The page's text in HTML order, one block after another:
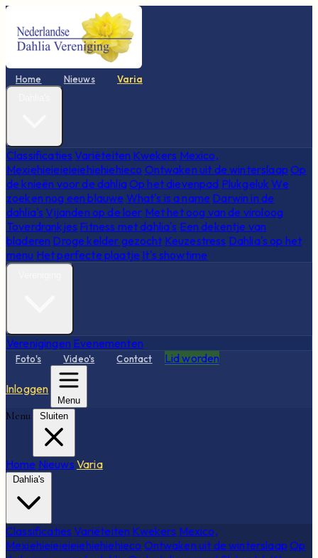
Home Nieuws Varia
Classificaties Variëteiten Kwekers Mexico,
Mexiehieieieieiehiehiehieco Ontwaken uit de winterslaap Op
de knieën voor de dahliaOp het dievenpad Plukgeluk We
zoeken nog een blauwe What's is a name Darwin in de
dahlia's Vijanden op de loer Met het oog van de viroloog
Toverdrankjes Fitness met dahlia's Een dekentje van
bladeren Droge kelder gezocht Keuzestress Dahlia's op het
menu Het perfecte plaatje It's showtime
Verenigingen Evenementen
Foto's Video's Contact Lid worden
Inloggen
Menu
Menu Sluiten
Home Nieuws Varia
Dahlia's
Classificaties Variëteiten Kwekers Mexico,
Mexiehieieieieiehiehiehieco Ontwaken uit de winterslaap Op